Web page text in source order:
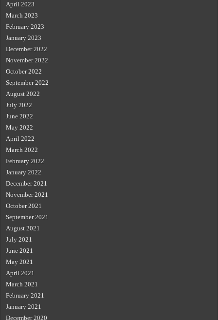
April 2023
March 2023
February 2023
January 2023
December 2022
November 2022
October 2022
September 2022
August 2022
July 2022
June 2022
May 2022
April 2022
March 2022
February 2022
January 2022
December 2021
November 2021
October 2021
September 2021
August 2021
July 2021
June 2021
May 2021
April 2021
March 2021
February 2021
January 2021
December 2020